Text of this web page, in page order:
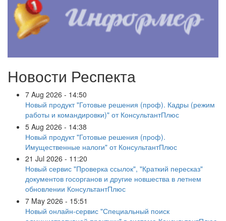
Новости Респекта
7 Aug 2026 - 14:50
Новый продукт "Готовые решения (проф). Кадры (режим
работы и командировки)" от КонсультантПлюс
5 Aug 2026 - 14:38
Новый продукт "Готовые решения (проф).
Имущественные налоги" от КонсультантПлюс
21 Jul 2026 - 11:20
Новый сервис "Проверка ссылок", "Краткий пересказ"
документов госорганов и другие новшества в летнем
обновлении КонсультантПлюс
7 May 2026 - 15:51
Новый онлайн-сервис "Специальный поиск